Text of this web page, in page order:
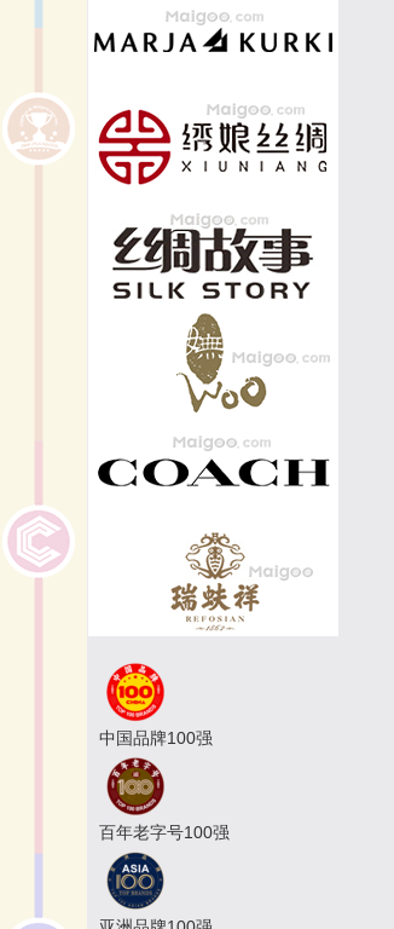
中国品牌100强
百年老字号100强